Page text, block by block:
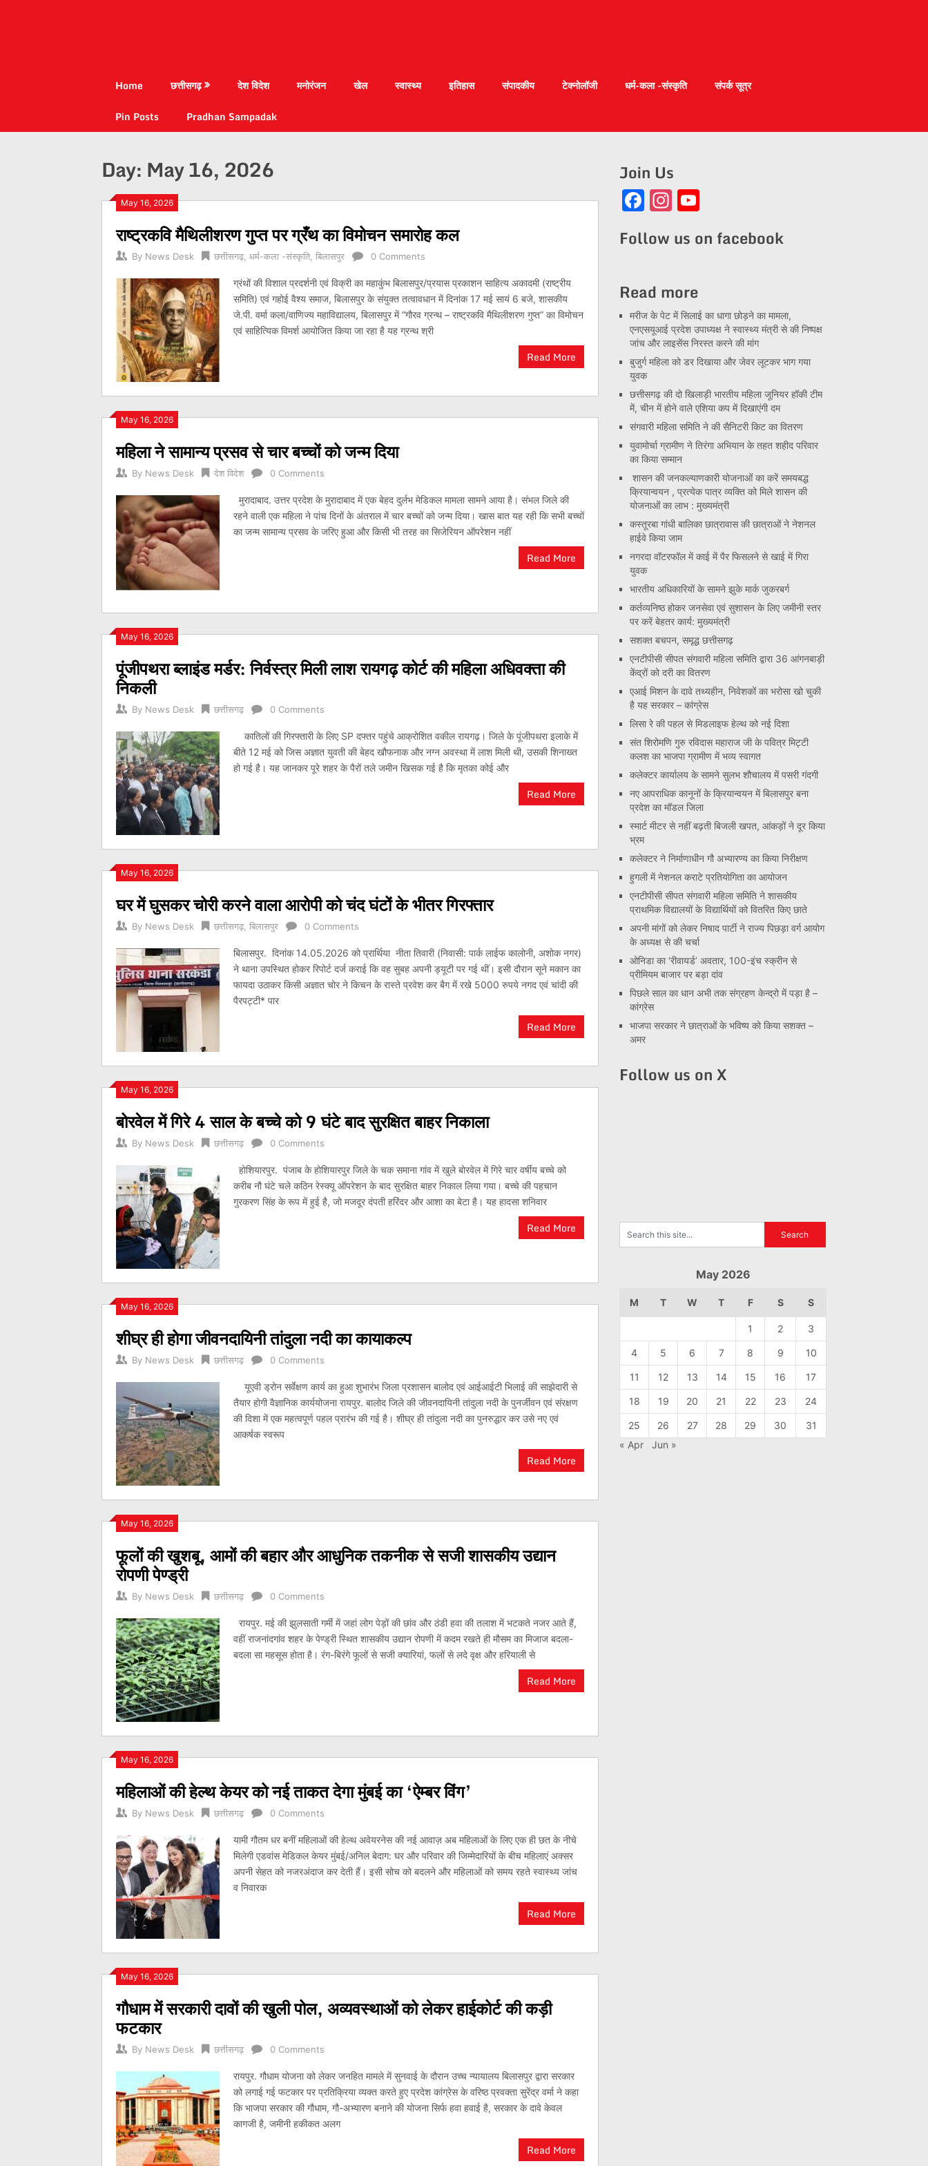
Home छत्तीसगढ़ देश विदेश मनोरंजन खेल स्वास्थ्य इतिहास संपादकीय टेक्नोलॉजी धर्म-कला -संस्कृति
संपर्क सूत्र
Pin Posts
Pradhan Sampadak
Day: May 16, 2026
May 16, 2026
राष्ट्रकवि मैथिलीशरण गुप्त पर ग्रँथ का विमोचन समारोह कल
By News Desk छत्तीसगढ़ धर्म-कला -संस्कृति, बिलासपुर 0 Comments
ग्रंथों की विशाल प्रदर्शनी एवं विक्री का महाकुंभ बिलासपुर/प्रयास प्रकाशन साहित्य अकादमी (राष्ट्रीय
समिति) एवं गहोई वैश्य समाज, बिलासपुर के संयुक्त तत्वावधान में दिनांक 17 मई सायं 6 बजे, शासकीय
जे.पी. वर्मा कला/वाणिज्य महाविद्यालय, बिलासपुर में “गौरव ग्रन्थ – राष्ट्रकवि मैथिलीशरण गुप्त” का विमोचन
एवं साहित्यिक विमर्श आयोजित किया जा रहा है यह ग्रन्थ श्री
Read More
May 16, 2026
महिला ने सामान्य प्रसव से चार बच्चों को जन्म दिया
By News Desk देश विदेश 0 Comments
मुरादाबाद. उत्तर प्रदेश के मुरादाबाद में एक बेहद दुर्लभ मेडिकल मामला सामने आया है। संभल जिले की
रहने वाली एक महिला ने पांच दिनों के अंतराल में चार बच्चों को जन्म दिया। खास बात यह रही कि सभी बच्चों
का जन्म सामान्य प्रसव के जरिए हुआ और किसी भी तरह का सिजेरियन ऑपरेशन नहीं
Read More
May 16, 2026
पूंजीपथरा ब्लाइंड मर्डर: निर्वस्त्र मिली लाश रायगढ़ कोर्ट की महिला अधिवक्ता की
निकली
By News Desk छत्तीसगढ़ 0 Comments
कातिलों की गिरफ्तारी के लिए SP दफ्तर पहुंचे आक्रोशित वकील रायगढ़। जिले के पूंजीपथरा इलाके में
बीते 12 मई को जिस अज्ञात युवती की बेहद खौफनाक और नग्न अवस्था में लाश मिली थी, उसकी शिनाख्त
हो गई है। यह जानकर पूरे शहर के पैरों तले जमीन खिसक गई है कि मृतका कोई और
Read More
May 16, 2026
घर में घुसकर चोरी करने वाला आरोपी को चंद घंटों के भीतर गिरफ्तार
By News Desk छत्तीसगढ़ बिलासपुर 0 Comments
बिलासपुर. दिनांक 14.05.2026 को प्रार्थिया नीता तिवारी (निवासी: पार्क लाईफ कालोनी, अशोक नगर)
ने थाना उपस्थित होकर रिपोर्ट दर्ज कराई कि वह सुबह अपनी ड्यूटी पर गई थीं। इसी दौरान सूने मकान का
फायदा उठाकर किसी अज्ञात चोर ने किचन के रास्ते प्रवेश कर बैग में रखे 5000 रुपये नगद एवं चांदी की
पैरपट्टी* पार
Read More
May 16, 2026
बोरवेल में गिरे 4 साल के बच्चे को 9 घंटे बाद सुरक्षित बाहर निकाला
By News Desk छत्तीसगढ़ 0 Comments
होशियारपुर. पंजाब के होशियारपुर जिले के चक समाना गांव में खुले बोरवेल में गिरे चार वर्षीय बच्चे को
करीब नौ घंटे चले कठिन रेस्क्यू ऑपरेशन के बाद सुरक्षित बाहर निकाल लिया गया। बच्चे की पहचान
गुरकरण सिंह के रूप में हुई है, जो मजदूर दंपती हरिंदर और आशा का बेटा है। यह हादसा शनिवार
Read More
May 16, 2026
शीघ्र ही होगा जीवनदायिनी तांदुला नदी का कायाकल्प
By News Desk छत्तीसगढ़ 0 Comments
यूएवी ड्रोन सर्वेक्षण कार्य का हुआ शुभारंभ जिला प्रशासन बालोद एवं आईआईटी भिलाई की साझेदारी से
तैयार होगी वैज्ञानिक कार्ययोजना रायपुर. बालोद जिले की जीवनदायिनी तांदुला नदी के पुनर्जीवन एवं संरक्षण
की दिशा में एक महत्वपूर्ण पहल प्रारंभ की गई है। शीघ्र ही तांदुला नदी का पुनरुद्धार कर उसे नए एवं
आकर्षक स्वरूप
Read More
May 16, 2026
फूलों की खुशबू, आमों की बहार और आधुनिक तकनीक से सजी शासकीय उद्यान
रोपणी पेण्ड्री
By News Desk छत्तीसगढ़ 0 Comments
रायपुर. मई की झुलसाती गर्मी में जहां लोग पेड़ों की छांव और ठंडी हवा की तलाश में भटकते नजर आते हैं,
वहीं राजनांदगांव शहर के पेण्ड्री स्थित शासकीय उद्यान रोपणी में कदम रखते ही मौसम का मिजाज बदला-
बदला सा महसूस होता है। रंग-बिरंगे फूलों से सजी क्यारियां, फलों से लदे वृक्ष और हरियाली से
Read More
May 16, 2026
महिलाओं की हेल्थ केयर को नई ताकत देगा मुंबई का ‘ऐम्बर विंग’
By News Desk छत्तीसगढ़ 0 Comments
यामी गौतम धर बनीं महिलाओं की हेल्थ अवेयरनेस की नई आवाज़ अब महिलाओं के लिए एक ही छत के नीचे
मिलेगी एडवांस मेडिकल केयर मुंबई/अनिल बेदाग: घर और परिवार की जिम्मेदारियों के बीच महिलाएं अक्सर
अपनी सेहत को नजरअंदाज कर देती हैं। इसी सोच को बदलने और महिलाओं को समय रहते स्वास्थ्य जांच
व निवारक
Read More
May 16, 2026
गौधाम में सरकारी दावों की खुली पोल, अव्यवस्थाओं को लेकर हाईकोर्ट की कड़ी
फटकार
By News Desk छत्तीसगढ़ 0 Comments
रायपुर. गौधाम योजना को लेकर जनहित मामले में सुनवाई के दौरान उच्च न्यायालय बिलासपुर द्वारा सरकार
को लगाई गई फटकार पर प्रतिक्रिया व्यक्त करते हुए प्रदेश कांग्रेस के वरिष्ठ प्रवक्ता सुरेंद्र वर्मा ने कहा
कि भाजपा सरकार की गौधाम, गौ-अभ्यारण बनाने की योजना सिर्फ हवा हवाई है, सरकार के दावे केवल
कागजी है, जमीनी हकीकत अलग
Read More
Join Us
Facebook
Instagram
Follow us on facebook
Read more
मरीज के पेट में सिलाई का धागा छोड़ने का मामला,
एनएसयूआई प्रदेश उपाध्यक्ष ने स्वास्थ्य मंत्री से की निष्पक्ष
जांच और लाइसेंस निरस्त करने की मांग
बुजुर्ग महिला को डर दिखाया और जेवर लूटकर भाग गया
युवक
छत्तीसगढ़ की दो खिलाड़ी भारतीय महिला जूनियर हॉकी टीम
में, चीन में होने वाले एशिया कप में दिखाएंगी दम
संगवारी महिला समिति ने की सैनिटरी किट का वितरण
युवामोर्चा ग्रामीण ने तिरंगा अभियान के तहत शहीद परिवार
का किया सम्मान
शासन की जनकल्याणकारी योजनाओं का करें समयबद्ध
क्रियान्वयन , प्रत्येक पात्र व्यक्ति को मिले शासन की
योजनाओं का लाभ : मुख्यमंत्री
कस्तूरबा गांधी बालिका छात्रावास की छात्राओं ने नेशनल
हाईवे किया जाम
नगरदा वॉटरफॉल में काई में पैर फिसलने से खाई में गिरा
युवक
भारतीय अधिकारियों के सामने झुके मार्क जुकरबर्ग
कर्तव्यनिष्ठ होकर जनसेवा एवं सुशासन के लिए जमीनी स्तर
पर करें बेहतर कार्य: मुख्यमंत्री
सशक्त बचपन, समृद्ध छत्तीसगढ़
एनटीपीसी सीपत संगवारी महिला समिति द्वारा 36 आंगनबाड़ी
केंद्रों को दरी का वितरण
एआई मिशन के दावे तथ्यहीन, निवेशकों का भरोसा खो चुकी
है यह सरकार – कांग्रेस
लिसा रे की पहल से मिडलाइफ हेल्थ को नई दिशा
संत शिरोमणि गुरु रविदास महाराज जी के पवित्र मिट्टी
कलश का भाजपा ग्रामीण में भव्य स्वागत
कलेक्टर कार्यालय के सामने सुलभ शौचालय में पसरी गंदगी
नए आपराधिक कानूनों के क्रियान्वयन में बिलासपुर बना
प्रदेश का मॉडल जिला
स्मार्ट मीटर से नहीं बढ़ती बिजली खपत, आंकड़ों ने दूर किया
भ्रम
कलेक्टर ने निर्माणाधीन गौ अभ्यारण्य का किया निरीक्षण
हुगली में नेशनल कराटे प्रतियोगिता का आयोजन
एनटीपीसी सीपत संगवारी महिला समिति ने शासकीय
प्राथमिक विद्यालयों के विद्यार्थियों को वितरित किए छाते
अपनी मांगों को लेकर निषाद पार्टी ने राज्य पिछड़ा वर्ग आयोग
के अध्यक्ष से की चर्चा
ओनिडा का ‘रीवायर्ड’ अवतार, 100-इंच स्क्रीन से
प्रीमियम बाजार पर बड़ा दांव
पिछले साल का धान अभी तक संग्रहण केन्द्रो में पड़ा है –
कांग्रेस
भाजपा सरकार ने छात्राओं के भविष्य को किया सशक्त –
अमर
Follow us on X
May 2026
M T W T F S S
1 2 3
4 5 6 7 8 9 10
11 12 13 14 15 16 17
18 19 20 21 22 23 24
25 26 27 28 29 30
31
« Apr
Jun »